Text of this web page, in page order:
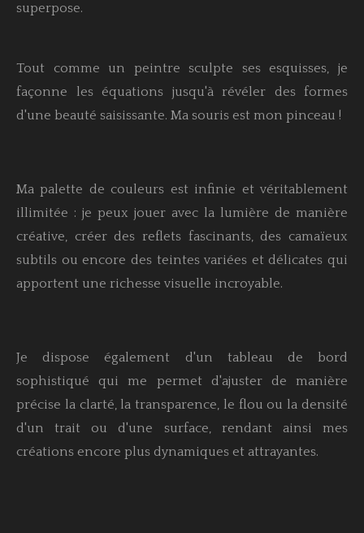
superpose.
Tout comme un peintre sculpte ses esquisses, je
façonne les équations jusqu'à révéler des formes
d'une beauté saisissante. Ma souris est mon pinceau !
Ma palette de couleurs est infinie et véritablement
illimitée : je peux jouer avec la lumière de manière
créative, créer des reflets fascinants, des camaïeux
subtils ou encore des teintes variées et délicates qui
apportent une richesse visuelle incroyable.
Je dispose également d'un tableau de bord
sophistiqué qui me permet d'ajuster de manière
précise la clarté, la transparence, le flou ou la densité
d'un trait ou d'une surface, rendant ainsi mes
créations encore plus dynamiques et attrayantes.